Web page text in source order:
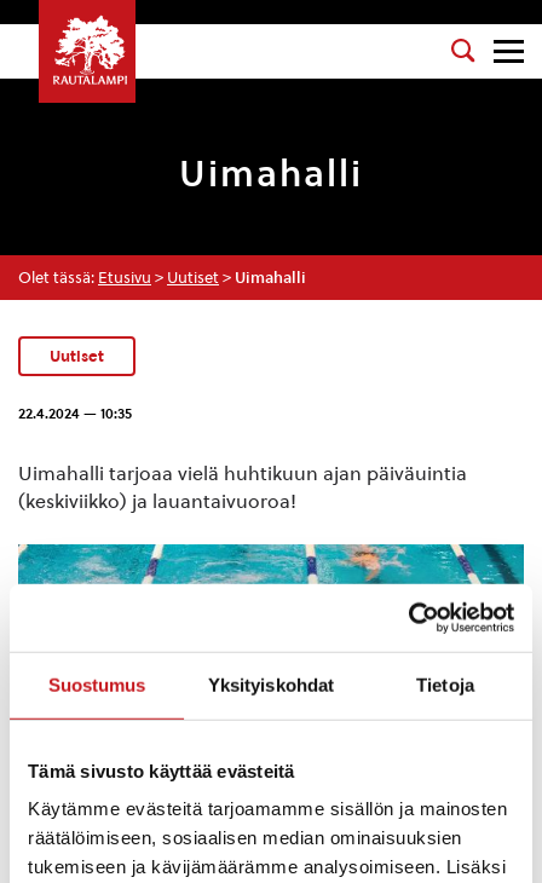
Suostumus Yksityiskohdat Tietoja
Tämä sivusto käyttää evästeitä
Käytämme evästeitä tarjoamamme sisällön ja mainosten
räätälöimiseen, sosiaalisen median ominaisuuksien
tukemiseen ja kävijämäärämme analysoimiseen. Lisäksi
Uimahalli
Olet tässä: Etusivu > Uutiset > Uimahalli
Uutiset
22.4.2024 — 10:35
Uimahalli tarjoaa vielä huhtikuun ajan päiväuintia
(keskiviikko) ja lauantaivuoroa!